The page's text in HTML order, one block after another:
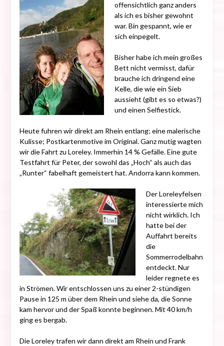
offensichtlich ganz anders
als ich es bisher gewohnt
war. Bin gespannt, wie er
sich einpegelt.
Bisher habe ich mein großes
Bett nicht vermisst, dafür
brauche ich dringend eine
Kelle, die wie ein Sieb
aussieht (gibt es so etwas?)
und einen Selfiestick.
Heute fuhren wir direkt am Rhein entlang; eine malerische
Kulisse; Postkartenmotive im Original. Ganz mutig wagten
wir die Fahrt zu Loreley. Immerhin 14 % Gefälle. Eine gute
Testfahrt für Peter, der sowohl das „Hoch“ als auch das
„Runter“ fabelhaft gemeistert hat. Andorra kann kommen.
Der Loreleyfelsen
interessierte mich
nicht wirklich. Ich
hatte bei der
Auffahrt bereits
die
Sommerrodelbahn
entdeckt. Nur
leider regnete es
in Strömen. Wir entschlossen uns zu einer 2-stündigen
Pause in 125 m über dem Rhein und siehe da, die Sonne
kam hervor und der Spaß konnte beginnen. Mit 40 km/h
ging es bergab.
Die Loreley trafen wir dann direkt am Rhein und Frank